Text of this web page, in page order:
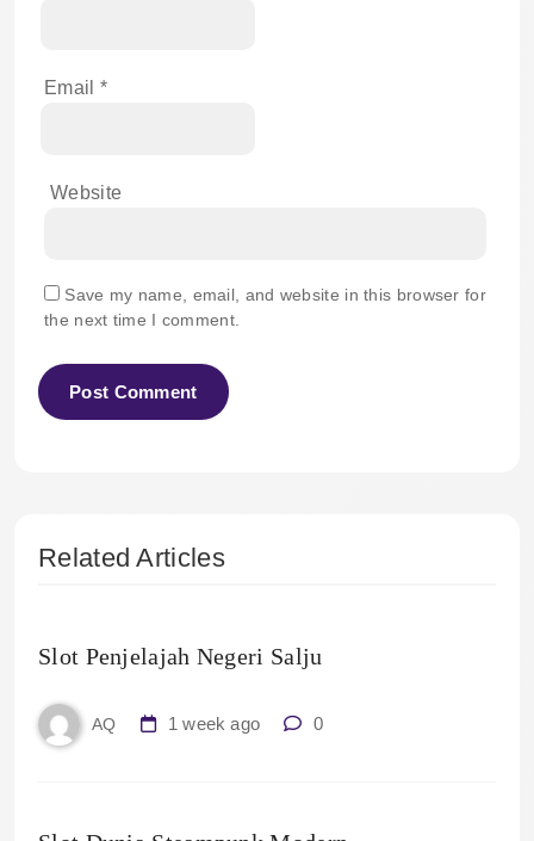
Email *
Website
Save my name, email, and website in this browser for
the next time I comment.
Related Articles
Slot Penjelajah Negeri Salju
AQ 1 week ago 0